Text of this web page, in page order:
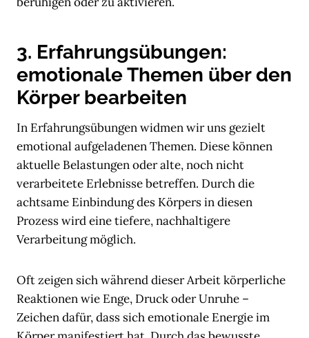
3. Erfahrungsübungen:
emotionale Themen über den
Körper bearbeiten
In Erfahrungsübungen widmen wir uns gezielt
emotional aufgeladenen Themen. Diese können
aktuelle Belastungen oder alte, noch nicht
verarbeitete Erlebnisse betreffen. Durch die
achtsame Einbindung des Körpers in diesen
Prozess wird eine tiefere, nachhaltigere
Verarbeitung möglich.
Oft zeigen sich während dieser Arbeit körperliche
Reaktionen wie Enge, Druck oder Unruhe –
Zeichen dafür, dass sich emotionale Energie im